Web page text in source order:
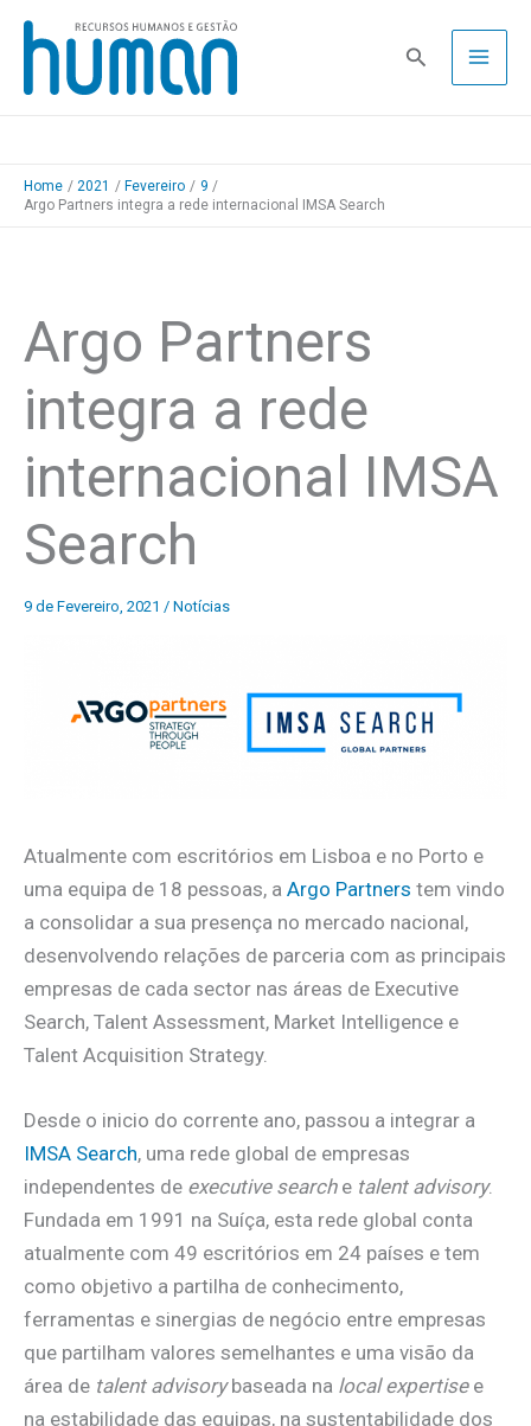
Skip
content
Pesquisa
Home 2021 Fevereiro
9
Argo Partners integra a rede internacional IMSA Search
Argo Partners
integra a rede
internacional IMSA
Search
9 de Fevereiro, 2021 / Notícias
Atualmente com escritórios em Lisboa e no Porto e
uma equipa de 18 pessoas, a Argo Partners tem vindo
a consolidar a sua presença no mercado nacional,
desenvolvendo relações de parceria com as principais
empresas de cada sector nas áreas de Executive
Search, Talent Assessment, Market Intelligence e
Talent Acquisition Strategy.
Desde o inicio do corrente ano, passou a integrar a
IMSA Search, uma rede global de empresas
independentes de executive searche talent advisory.
Fundada em 1991 na Suíça, esta rede global conta
atualmente com 49 escritórios em 24 países e tem
como objetivo a partilha de conhecimento,
ferramentas e sinergias de negócio entre empresas
que partilham valores semelhantes e uma visão da
área de talent advisorybaseada na local expertisee
na estabilidade das equipas, na sustentabilidade dos